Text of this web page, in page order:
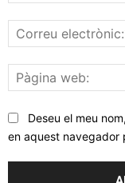
Deseu el meu
en aquest navegador